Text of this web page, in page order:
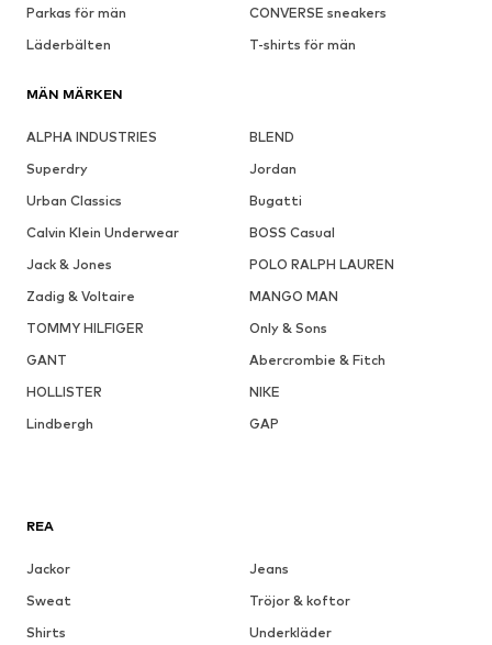
Parkas för män
CONVERSE sneakers
Läderbälten
T-shirts för män
MÄN MÄRKEN
ALPHA INDUSTRIES
BLEND
Superdry
Jordan
Urban Classics
Bugatti
Calvin Klein Underwear
BOSS Casual
Jack & Jones
POLO RALPH LAUREN
Zadig & Voltaire
MANGO MAN
TOMMY HILFIGER
Only & Sons
GANT
Abercrombie & Fitch
HOLLISTER
NIKE
Lindbergh
GAP
REA
Jackor
Jeans
Sweat
Tröjor & koftor
Shirts
Underkläder